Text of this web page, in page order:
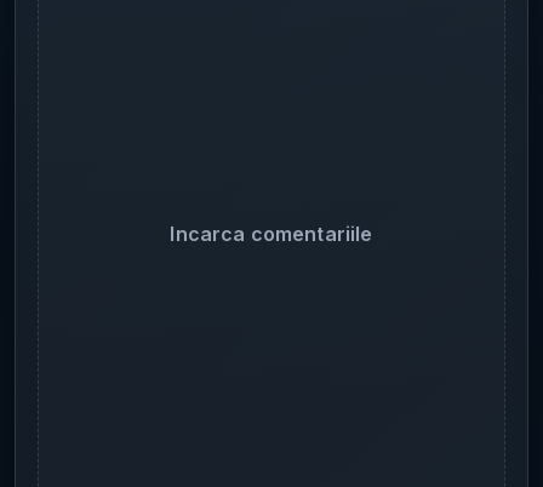
Incarca comentariile